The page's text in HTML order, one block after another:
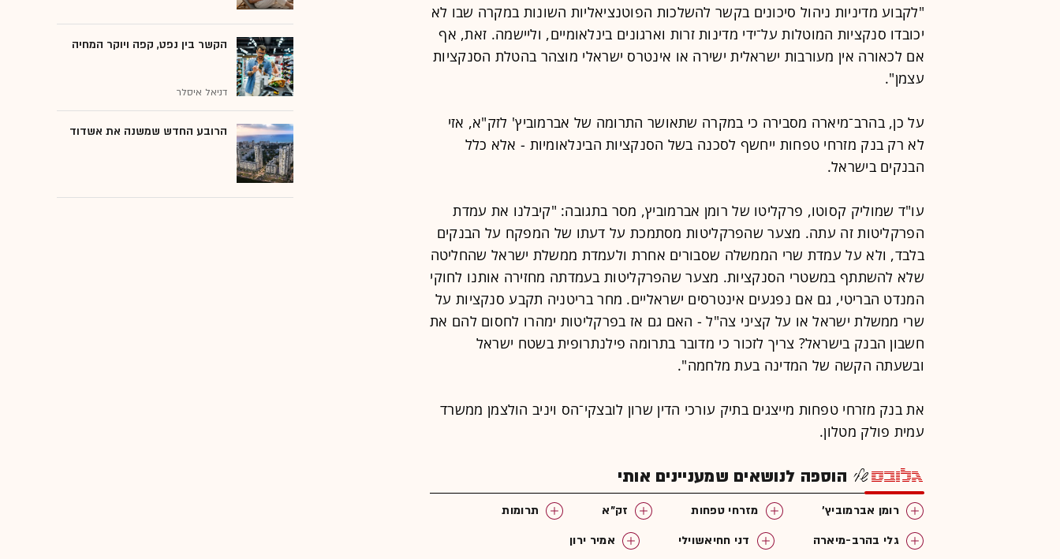
"לקבוע מדיניות ניהול סיכונים בקשר להשלכות הפוטנציאליות השונות במקרה שבו לא
יכובדו סנקציות המוטלות על־ידי מדינות זרות וארגונים בינלאומיים, וליישמה. זאת, אף
אם לכאורה אין מעורבות ישראלית ישירה או אינטרס ישראלי מוצהר בהטלת הסנקציות
עצמן".
על כן, בהרב־מיארה מסבירה כי במקרה שתאושר התרומה של אברמוביץ' לזק"א, אזי
לא רק בנק מזרחי טפחות ייחשף לסכנה בשל הסנקציות הבינלאומיות - אלא כלל
הבנקים בישראל.
עו"ד שמוליק קסוטו, פרקליטו של רומן אברמוביץ, מסר בתגובה: "קיבלנו את עמדת
הפרקליטות זה עתה. מצער שהפרקליטות מסתמכת על דעתו של המפקח על הבנקים
בלבד, ולא על עמדת שרי הממשלה שסבורים אחרת ולעמדת ממשלת ישראל שהחליטה
שלא להשתתף במשטרי הסנקציות. מצער שהפרקליטות בעמדתה מחזירה אותנו לחוקי
המנדט הבריטי, גם אם נפגעים אינטרסים ישראליים. מחר בריטניה תקבע סנקציות על
שרי ממשלת ישראל או על קציני צה"ל - האם גם אז בפרקליטות ימהרו לחסום להם את
חשבון הבנק בישראל? צריך לזכור כי מדובר בתרומה פילנתרופית בשטח ישראל
ובשעתה הקשה של המדינה בעת מלחמה".
את בנק מזרחי טפחות מייצגים בתיק עורכי הדין שרון לובצקי־הס ויניב הולצמן ממשרד
עמית פולק מטלון.
הוספה לנושאים שמעניינים אותי
רומן אברמוביץ' מזרחי טפחות זק"א
תרומות
גלי בהרב-מיארה
דני חחיאשוילי אמיר ירון
הקשר בין נפט, קפה ויוקר המחיה
דניאל איסלר
הרובע החדש שמשנה את אשדוד